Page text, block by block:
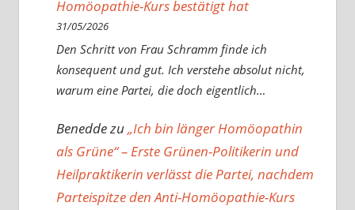
Homöopathie-Kurs bestätigt hat
31/05/2026
Den Schritt von Frau Schramm finde ich
konsequent und gut. Ich verstehe absolut nicht,
warum eine Partei, die doch eigentlich…
Beneddezu„Ich bin länger Homöopathin
als Grüne“ – Erste Grünen-Politikerin und
Heilpraktikerin verlässt die Partei, nachdem
Parteispitze den Anti-Homöopathie-Kurs